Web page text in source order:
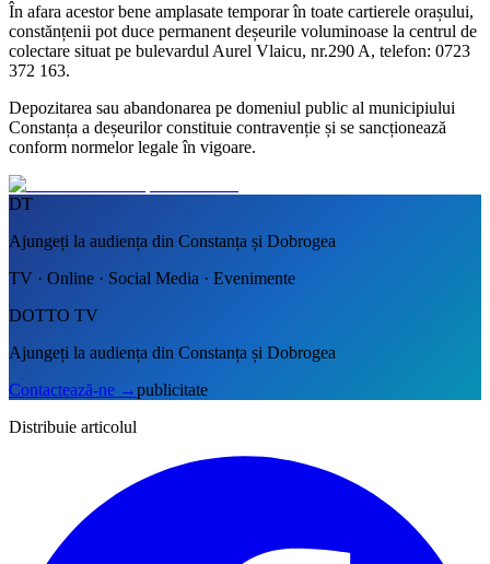
În afara acestor bene amplasate temporar în toate cartierele orașului,
constănțenii pot duce permanent deșeurile voluminoase la centrul de
colectare situat pe bulevardul Aurel Vlaicu, nr.290 A, telefon: 0723
372 163.
Depozitarea sau abandonarea pe domeniul public al municipiului
Constanța a deșeurilor constituie contravenție și se sancționează
conform normelor legale în vigoare.
DT
Ajungeți la audiența din Constanța și Dobrogea
TV · Online · Social Media · Evenimente
DOTTO TV
Ajungeți la audiența din Constanța și Dobrogea
Contactează-ne →publicitate
Distribuie articolul